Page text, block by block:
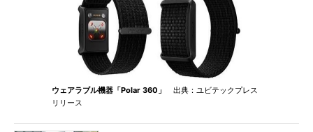
ウェアラブル機器「Polar 360」
出典：ユビテックプレス
リリース